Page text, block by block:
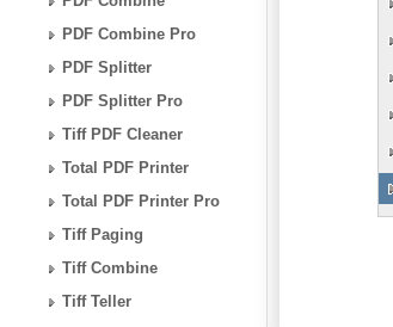
PDF Combine Pro
PDF Splitter
PDF Splitter Pro
Tiff PDF Cleaner
Total PDF Printer
Total PDF Printer Pro
Tiff Paging
Tiff Combine
Tiff Teller